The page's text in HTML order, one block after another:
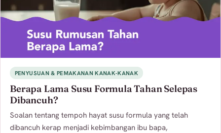
PENYUSUAN & PEMAKANAN KANAK-KANAK
Berapa Lama Susu Formula Tahan Selepas
Dibancuh?
Soalan tentang tempoh hayat susu formula yang telah
dibancuh kerap menjadi kebimbangan ibu bapa,